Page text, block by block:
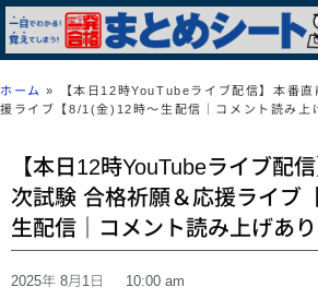
ホーム »
【本日12時YouTubeライブ配信】本番
援ライブ【8/1(金)12時〜生配信｜コメント読み上
【本日12時YouTubeライブ配
次試験 合格祈願＆応援ライブ
生配信｜コメント読み上げあり
2025年 8月1日
10:00 am